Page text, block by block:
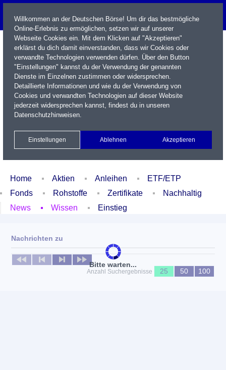
Name / WKN / ISIN / Kürzel
Xetra Realtime
Watchlist Portfolio Login
Home Aktien Anleihen
ETF/ETP
Fonds
Rohstoffe Zertifikate
Nachhaltig
News
Wissen Einstieg
Bitte warten...
Nachrichten zu
Keine News verfügbar
Anzahl Suchergebnisse
25 50 100
Willkommen an der Deutschen Börse! Um dir das bestmögliche
Online-Erlebnis zu ermöglichen, setzen wir auf unserer
Webseite Cookies ein. Mit dem Klicken auf "Akzeptieren"
erklärst du dich damit einverstanden, dass wir Cookies oder
verwandte Technologien verwenden dürfen. Über den Button
"Einstellungen" kannst du der Verwendung der genannten
Dienste im Einzelnen zustimmen oder widersprechen.
Detaillierte Informationen und wie du der Verwendung von
Cookies und verwandten Technologien auf dieser Website
jederzeit widersprechen kannst, findest du in unseren
Datenschutzhinweisen.
Einstellungen Ablehnen Akzeptieren